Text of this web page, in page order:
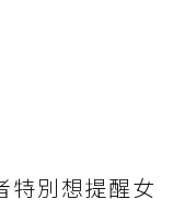
特別想提醒女